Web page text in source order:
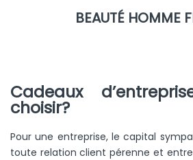
BEAUTÉ HOMME
Cadeaux
choisir?
Pour une entreprise, le capital
toute relation client pérenne et